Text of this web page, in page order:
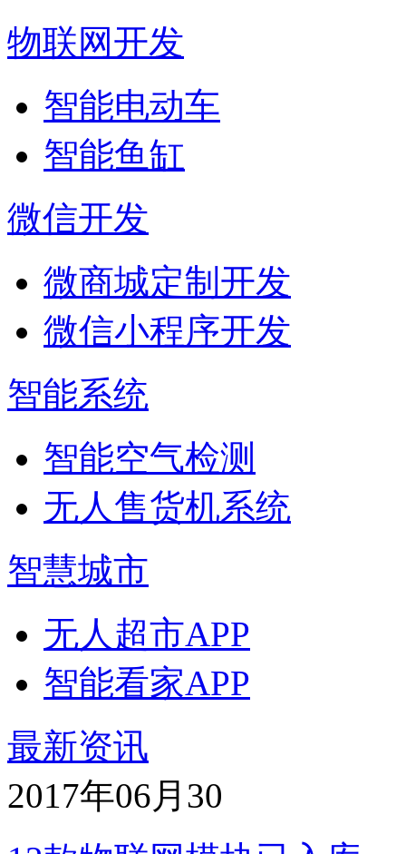
物联网开发
智能电动车
智能鱼缸
微信开发
微商城定制开发
微信小程序开发
智能系统
智能空气检测
无人售货机系统
智慧城市
无人超市APP
智能看家APP
最新资讯
2017年06月 30